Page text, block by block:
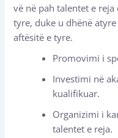
vë në pah talentet e
tyre, duke u dhënë
aftësitë e tyre.
Promovimi i
Investimi në
kualifikuar.
Organizimi i
talentet e reja.